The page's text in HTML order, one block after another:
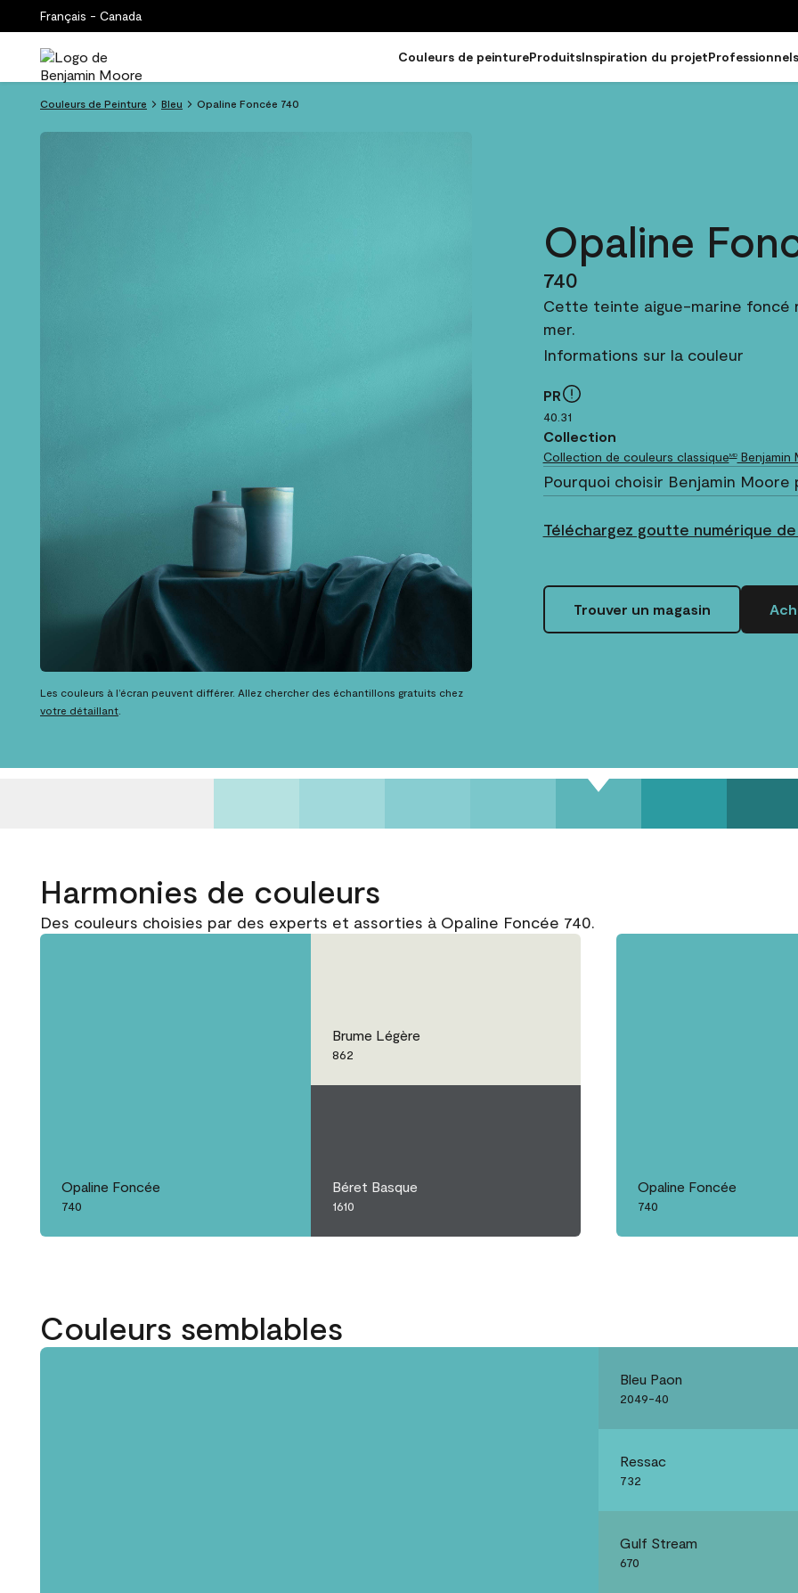
Français - Canada
Couleurs de peintureProduitsInspiration du projetProfessionnels
Couleurs de Peinture Bleu Opaline Foncée 740
Opaline
740
Cette teinte aigue-marine foncé
mer.
Informations sur la couleur
PR
40.31
Collection
Collection de couleurs classiqueMDBenjamin
Pourquoi choisir Benjamin Moore
Téléchargez goutte numérique
Trouver un magasin
Les couleurs à l’écran peuvent différer. Allez chercher des échantillons gratuits chez
votre détaillant
Harmonies de couleurs
Des couleurs choisies par des experts et assorties à Opaline Foncée 740.
Opaline Foncée
740
Brume Légère
862
Béret Basque
1610
Opaline Foncée
740
Couleurs semblables
Bleu Paon
2049-40
Ressac
732
Gulf Stream
670